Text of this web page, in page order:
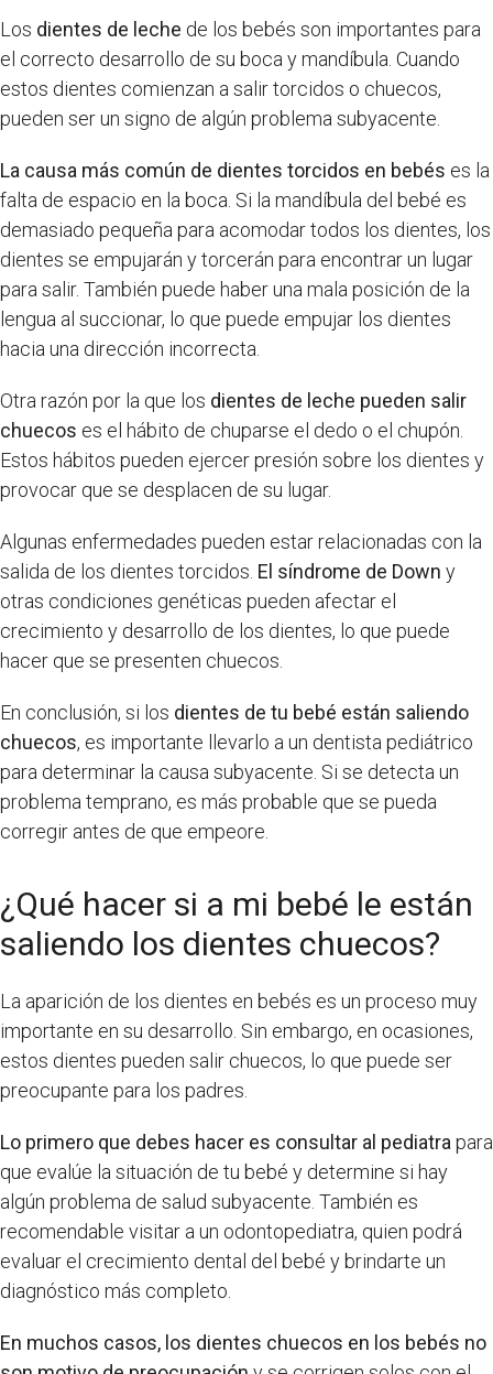
Los dientes de leche de los bebés son importantes para
el correcto desarrollo de su boca y mandíbula. Cuando
estos dientes comienzan a salir torcidos o chuecos,
pueden ser un signo de algún problema subyacente.
La causa más común de dientes torcidos en bebés es la
falta de espacio en la boca. Si la mandíbula del bebé es
demasiado pequeña para acomodar todos los dientes, los
dientes se empujarán y torcerán para encontrar un lugar
para salir. También puede haber una mala posición de la
lengua al succionar, lo que puede empujar los dientes
hacia una dirección incorrecta.
Otra razón por la que los dientes de leche pueden salir
chuecos es el hábito de chuparse el dedo o el chupón.
Estos hábitos pueden ejercer presión sobre los dientes y
provocar que se desplacen de su lugar.
Algunas enfermedades pueden estar relacionadas con la
salida de los dientes torcidos. El síndrome de Down y
otras condiciones genéticas pueden afectar el
crecimiento y desarrollo de los dientes, lo que puede
hacer que se presenten chuecos.
En conclusión, si los dientes de tu bebé están saliendo
chuecos, es importante llevarlo a un dentista pediátrico
para determinar la causa subyacente. Si se detecta un
problema temprano, es más probable que se pueda
corregir antes de que empeore.
¿Qué hacer si a mi bebé le están
saliendo los dientes chuecos?
La aparición de los dientes en bebés es un proceso muy
importante en su desarrollo. Sin embargo, en ocasiones,
estos dientes pueden salir chuecos, lo que puede ser
preocupante para los padres.
Lo primero que debes hacer es consultar al pediatra para
que evalúe la situación de tu bebé y determine si hay
algún problema de salud subyacente. También es
recomendable visitar a un odontopediatra, quien podrá
evaluar el crecimiento dental del bebé y brindarte un
diagnóstico más completo.
En muchos casos, los dientes chuecos en los bebés no